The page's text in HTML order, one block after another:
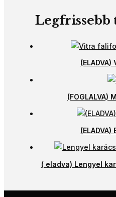
(FOGLALVA)
( eladva) Lengyel